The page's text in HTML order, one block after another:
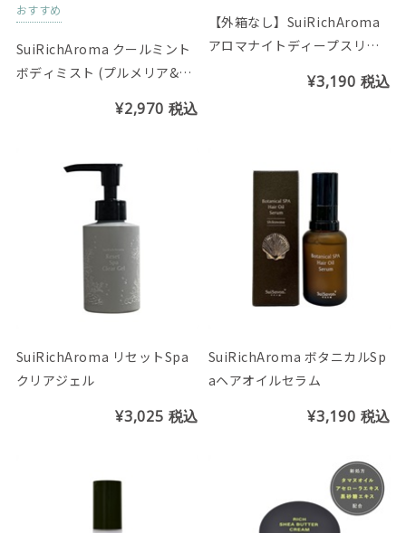
おすすめ
SuiRichAroma クールミント
ボディミスト (プルメリア&リ
¥2,970 税込
【外箱なし】SuiRichAroma
アロマナイトディープスリー
¥3,190 税込
SuiRichAroma リセットSpa
クリアジェル
¥3,025 税込
SuiRichAroma ボタニカルSp
aヘアオイルセラム
¥3,190 税込